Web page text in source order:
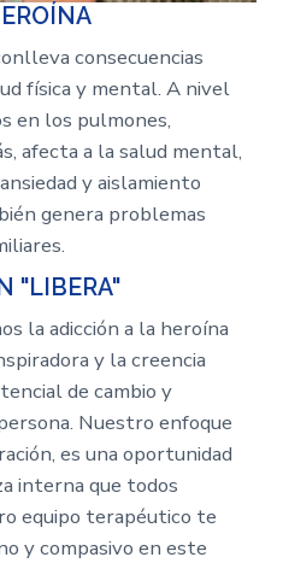
consecuencias
física y mental. A nivel
en los pulmones,
afecta a la salud mental,
y aislamiento
genera problemas
"LIBERA"
la adicción a la heroína
y la creencia
de cambio y
Nuestro enfoque
es una oportunidad
interna que todos
equipo terapéutico te
y compasivo en este